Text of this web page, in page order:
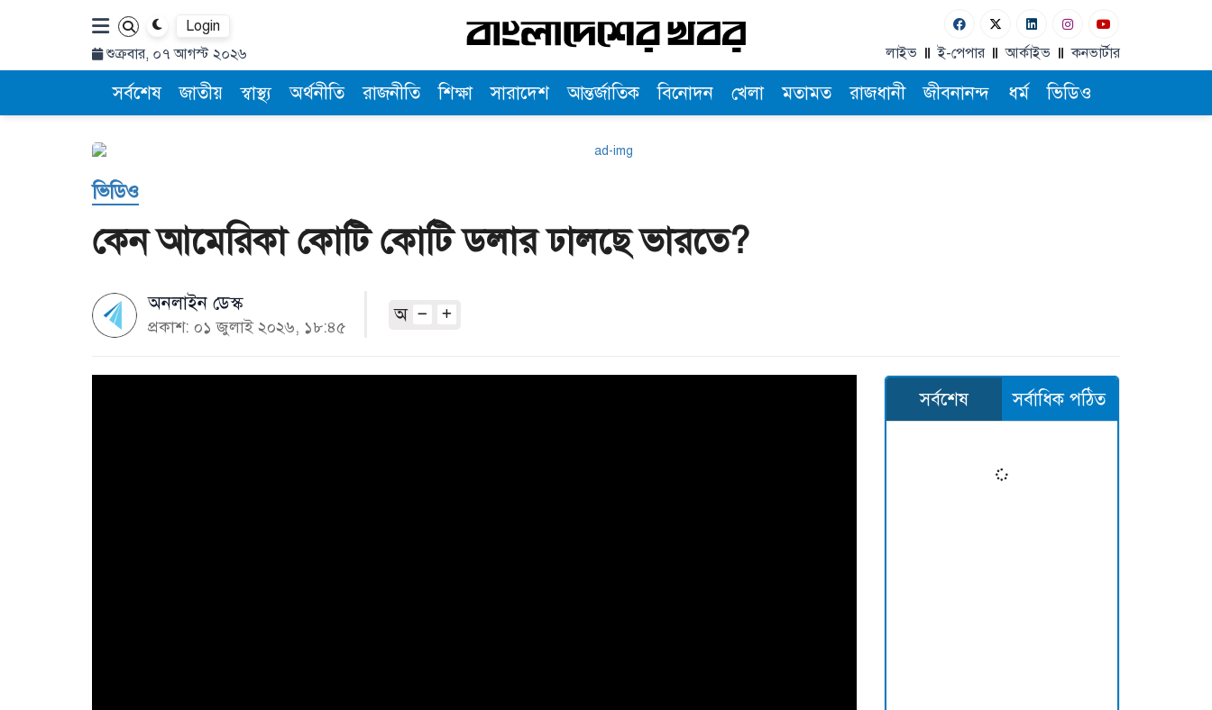
Login
শুক্রবার, ০৭ আগস্ট ২০২৬
লাইভ ই-পেপার আর্কাইভ কনভার্টার
সর্বশেষ জাতীয় স্বাস্থ্য অর্থনীতি রাজনীতি শিক্ষা সারাদেশ আন্তর্জাতিক বিনোদন খেলা মতামত রাজধানী জীবনানন্দ ধর্ম ভিডিও
ভিডিও
কেন আমেরিকা কোটি কোটি ডলার ঢালছে ভারতে?
অনলাইন ডেস্ক
প্রকাশ: ০১ জুলাই ২০২৬, ১৮:৪৫
অ
সর্বশেষ সর্বাধিক পঠিত